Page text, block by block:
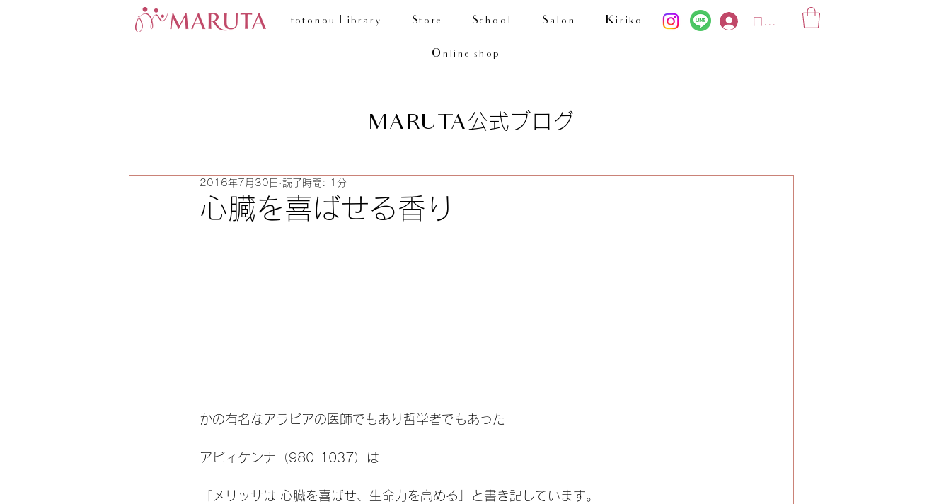
totonou Library Store School Salon Kiriko
Online shop
ログイン
MARUTA公式ブログ
心臓を喜ばせる香り
2016年7月30日 読了時間: 1分
かの有名なアラビアの医師でもあり哲学者でもあった
アビィケンナ（980-1037）は
「メリッサは 心臓を喜ばせ、生命力を高める」と書き記しています。